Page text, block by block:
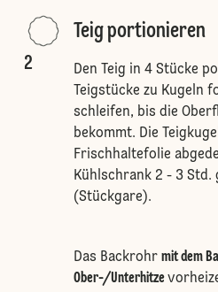
2
Teig portionieren
Den Teig in 4 Stücke
Teigstücke zu Kugeln
schleifen, bis die
bekommt. Die
Frischhaltefolie
Kühlschrank 2 - 3 Std.
(Stückgare).
Das Backrohr mit dem
Ober-/Unterhitze